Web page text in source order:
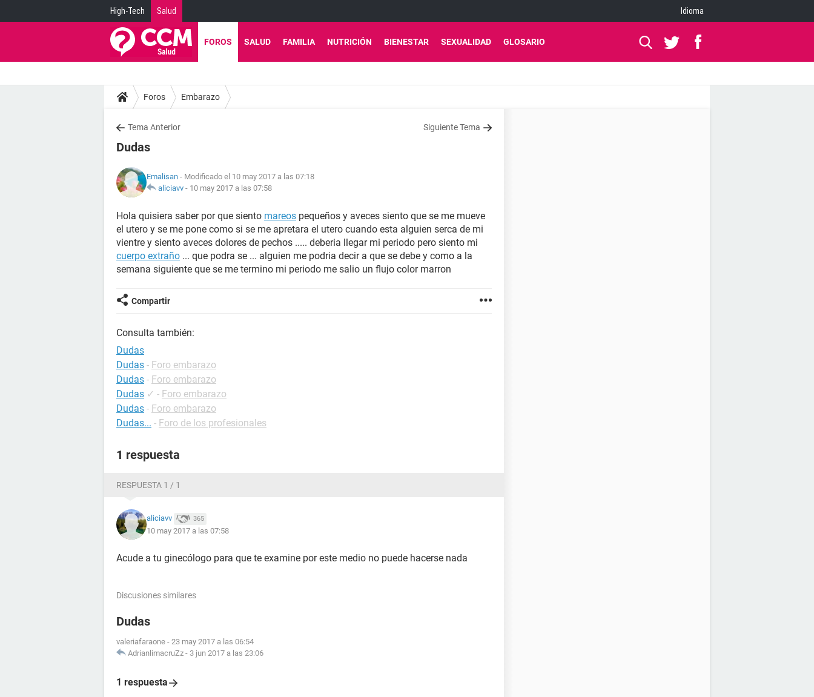
High-Tech Salud Idioma
FOROS SALUD FAMILIA NUTRICIÓN BIENESTAR SEXUALIDAD GLOSARIO
Foros Embarazo
Tema Anterior Siguiente Tema
Dudas
Emalisan - Modificado el 10 may 2017 a las 07:18
aliciavv - 10 may 2017 a las 07:58
Hola quisiera saber por que siento mareos pequeños y aveces siento que se me mueve
el utero y se me pone como si se me apretara el utero cuando esta alguien serca de mi
vientre y siento aveces dolores de pechos ..... deberia llegar mi periodo pero siento mi
cuerpo extraño ... que podra se ... alguien me podria decir a que se debe y como a la
semana siguiente que se me termino mi periodo me salio un flujo color marron
Compartir
Consulta también:
Dudas
Dudas - Foro embarazo
Dudas - Foro embarazo
Dudas ✓ - Foro embarazo
Dudas - Foro embarazo
Dudas... - Foro de los profesionales
1 respuesta
RESPUESTA 1 / 1
aliciavv 365
10 may 2017 a las 07:58
Acude a tu ginecólogo para que te examine por este medio no puede hacerse nada
Discusiones similares
Dudas
valeriafaraone - 23 may 2017 a las 06:54
AdrianlimacruZz - 3 jun 2017 a las 23:06
1 respuesta